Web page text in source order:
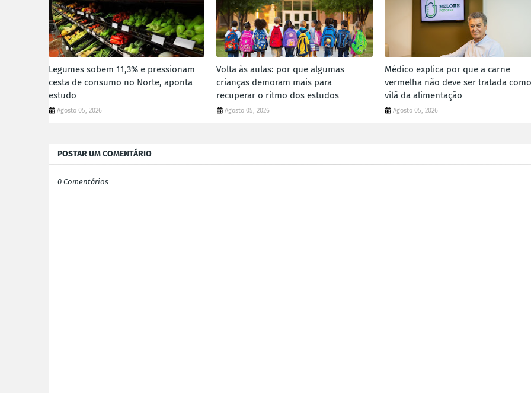
Legumes sobem 11,3% e pressionam
cesta de consumo no Norte, aponta
estudo
Agosto 05, 2026
Volta às aulas: por que algumas
crianças demoram mais para
recuperar o ritmo dos estudos
Agosto 05, 2026
Médico explica por que a carne
vermelha não deve ser tratada como
vilã da alimentação
Agosto 05, 2026
POSTAR UM COMENTÁRIO
0 Comentários